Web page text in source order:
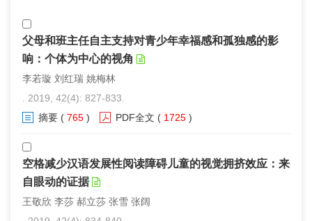
父母和班主任自主支持对青少年幸福感和孤独感的影
响：个体为中心的视角
李若璇 刘红瑞 姚梅林
. 2019, 42(4): 827-833.
摘要 ( 765 ) PDF全文 ( 1725 )
空格减少汉语发展性阅读障碍儿童的视觉拥挤效应：来
自眼动的证据
王敬欣 李莎 郝立莎 张雪 张阔